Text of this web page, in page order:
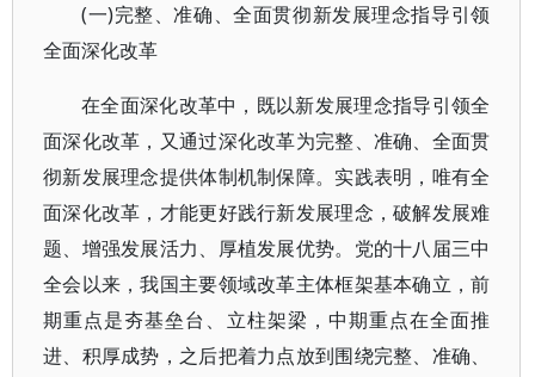
(一)完整、准确、全面贯彻新发展理念指导引领
全面深化改革
在全面深化改革中，既以新发展理念指导引领全
面深化改革，又通过深化改革为完整、准确、全面贯
彻新发展理念提供体制机制保障。实践表明，唯有全
面深化改革，才能更好践行新发展理念，破解发展难
题、增强发展活力、厚植发展优势。党的十八届三中
全会以来，我国主要领域改革主体框架基本确立，前
期重点是夯基垒台、立柱架梁，中期重点在全面推
进、积厚成势，之后把着力点放到围绕完整、准确、